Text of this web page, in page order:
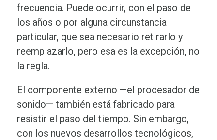
frecuencia. Puede ocurrir, con el paso de
los años o por alguna circunstancia
particular, que sea necesario retirarlo y
reemplazarlo, pero esa es la excepción, no
la regla.
El componente externo —el procesador de
sonido— también está fabricado para
resistir el paso del tiempo. Sin embargo,
con los nuevos desarrollos tecnológicos,